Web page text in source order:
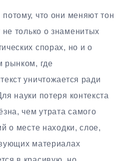
что они меняют тон
не только о знаменитых
спорах, но и о
рынком, где
уничтожается ради
науки потеря контекста
чем утрата самого
о месте находки, слое,
материалах